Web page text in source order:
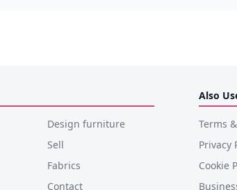
Design furniture
Sell
Fabrics
Contact
Also
Terms
Privacy
Cookie